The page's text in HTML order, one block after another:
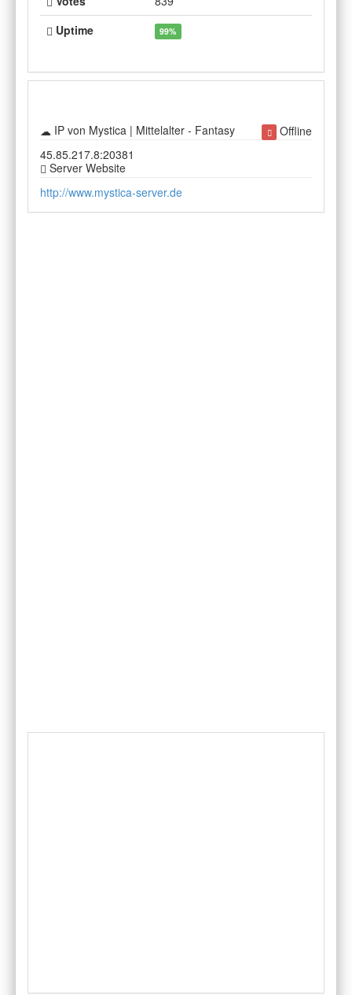
Uptime
99%
IP von Mystica | Mittelalter - Fantasy
45.85.217.8:20381
Offline
Server Website
http://www.mystica-server.de